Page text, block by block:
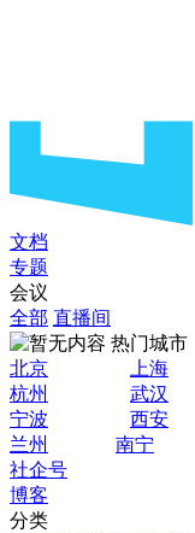
文档
专题
会议
全部 直播间
热门城市
北京
上海
杭州
武汉
宁波
西安
兰州
南宁
社企号
博客
分类